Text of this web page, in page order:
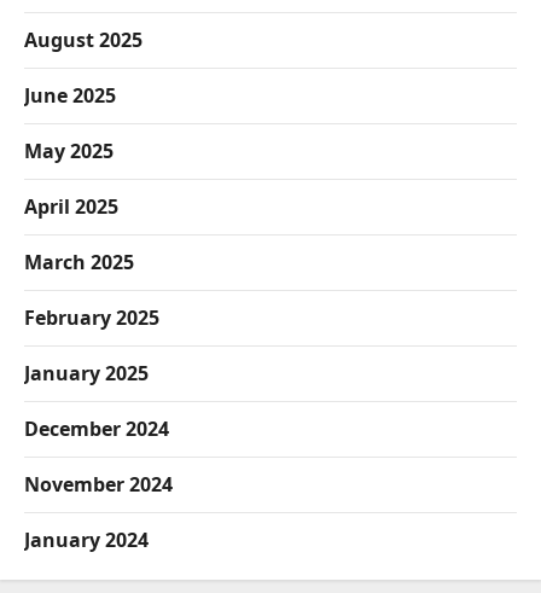
August 2025
June 2025
May 2025
April 2025
March 2025
February 2025
January 2025
December 2024
November 2024
January 2024